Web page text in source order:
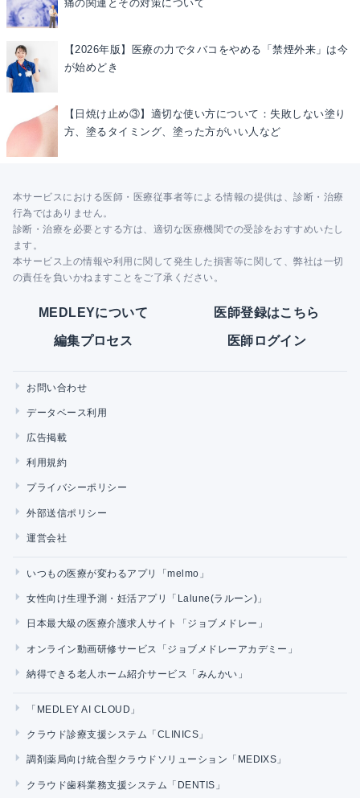
痛の関連とその対策について
【2026年版】医療の力でタバコをやめる「禁煙外来」は今
が始めどき
【日焼け止め③】適切な使い方について：失敗しない塗り
方、塗るタイミング、塗った方がいい人など
本サービスにおける医師・医療従事者等による情報の提供は、診断・治療
行為ではありません。
診断・治療を必要とする方は、適切な医療機関での受診をおすすめいたし
ます。
本サービス上の情報や利用に関して発生した損害等に関して、弊社は一切
の責任を負いかねますことをご了承ください。
MEDLEYについて 医師登録はこちら
編集プロセス 医師ログイン
お問い合わせ
データベース利用
広告掲載
利用規約
プライバシーポリシー
外部送信ポリシー
運営会社
いつもの医療が変わるアプリ「melmo」
女性向け生理予測・妊活アプリ「Lalune(ラルーン)」
日本最大級の医療介護求人サイト「ジョブメドレー」
オンライン動画研修サービス「ジョブメドレーアカデミー」
納得できる老人ホーム紹介サービス「みんかい」
「MEDLEY AI CLOUD」
クラウド診療支援システム「CLINICS」
調剤薬局向け統合型クラウドソリューション「MEDIXS」
クラウド歯科業務支援システム「DENTIS」